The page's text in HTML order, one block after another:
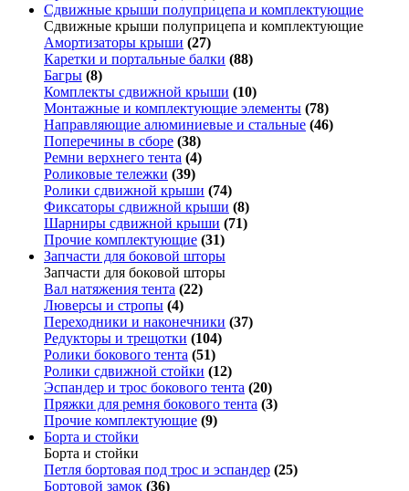
Сдвижные крыши полуприцепа и комплектующие
Сдвижные крыши полуприцепа и комплектующие
Амортизаторы крыши (27)
Каретки и портальные балки (88)
Багры (8)
Комплекты сдвижной крыши (10)
Монтажные и комплектующие элементы (78)
Направляющие алюминиевые и стальные (46)
Поперечины в сборе (38)
Ремни верхнего тента (4)
Роликовые тележки (39)
Ролики сдвижной крыши (74)
Фиксаторы сдвижной крыши (8)
Шарниры сдвижной крыши (71)
Прочие комплектующие (31)
Запчасти для боковой шторы
Запчасти для боковой шторы
Вал натяжения тента (22)
Люверсы и стропы (4)
Переходники и наконечники (37)
Редукторы и трещотки (104)
Ролики бокового тента (51)
Ролики сдвижной стойки (12)
Эспандер и трос бокового тента (20)
Пряжки для ремня бокового тента (3)
Прочие комплектующие (9)
Борта и стойки
Борта и стойки
Петля бортовая под трос и эспандер (25)
Бортовой замок (36)